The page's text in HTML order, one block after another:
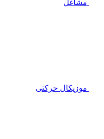
مشاغل
موزیکال حرکتی